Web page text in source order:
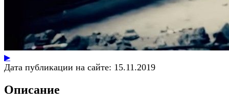
▶
Дата публикации на сайте: 15.11.2019
Описание